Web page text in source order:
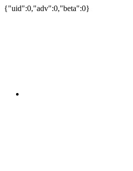
{"uid":0,"adv":0,"beta":0}